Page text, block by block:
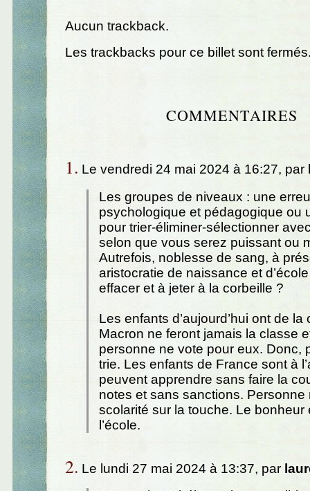
Aucun trackback.
Les trackbacks pour ce billet sont
COMMENTAIRES
1. Le vendredi 24 mai 2024 à 16:27, par
Les groupes de niveaux : une
psychologique et pédagogique ou
pour trier-éliminer-sélectionner
selon que vous serez puissant ou
Autrefois, noblesse de sang, à
aristocratie de naissance et
effacer et à jeter à la corbeille ?
Les enfants d’aujourd’hui ont de la
Macron ne feront jamais la classe
personne ne vote pour eux. Donc,
trie. Les enfants de France sont à
peuvent apprendre sans faire la
notes et sans sanctions. Personne
scolarité sur la touche. Le bonheur
l’école.
2. Le lundi 27 mai 2024 à 13:37, par